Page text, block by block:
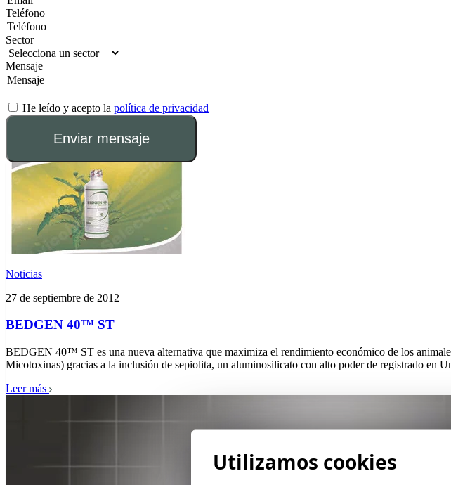
Teléfono
Sector
Mensaje
He leído y acepto la política de privacidad
Enviar mensaje
Noticias
27 de septiembre de 2012
BEDGEN 40™ ST
BEDGEN 40™ ST es una nueva alternativa que maximiza el rendimiento económico de los
Micotoxinas) gracias a la inclusión de sepiolita, un aluminosilicato con alto poder de registrado en
Leer más
Utilizamos cookies